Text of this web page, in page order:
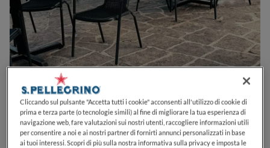
0 0 0 0 0
Cliccando sul pulsante "Accetta tutti i cookie" acconsenti all'utilizzo di cookie di
prima e terza parte (o tecnologie simili) al fine di migliorare la tua esperienza di
navigazione web, fare valutazioni sui nostri utenti, raccogliere informazioni utili
per consentire a noi e ai nostri partner di fornirti annunci personalizzati in base
ai tuoi interessi. Scopri di più sulla nostra informativa sulla privacy e imposta le